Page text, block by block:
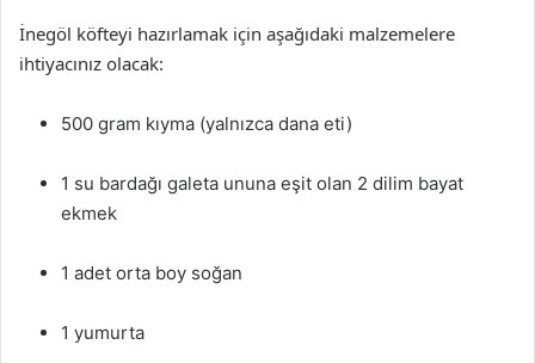
İnegöl köfteyi hazırlamak için aşağıdaki malzemelere
ihtiyacınız olacak:
500 gram kıyma (yalnızca dana eti)
1 su bardağı galeta ununa eşit olan 2 dilim bayat
ekmek
1 adet orta boy soğan
1 yumurta